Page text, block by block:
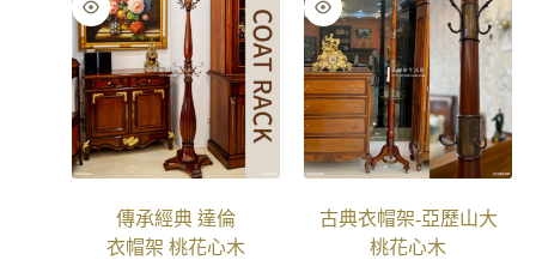
傳承經典 達倫
衣帽架 桃花心木
古典衣帽架-亞歷山大
桃花心木